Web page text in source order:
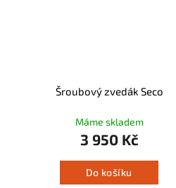
Šroubový zvedák Seco
Máme skladem
3 950 Kč
Do košíku